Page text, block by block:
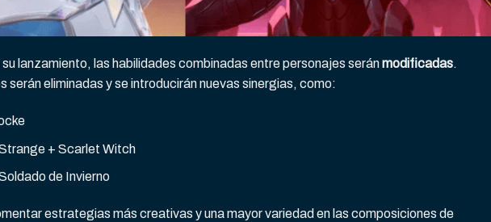
lanzamiento, las habilidades combinadas entre personajes seránmodificadas.
serán eliminadas y se introducirán nuevas sinergias, como:
+ Scarlet Witch
de Invierno
estrategias más creativas y una mayor variedad en las composiciones de